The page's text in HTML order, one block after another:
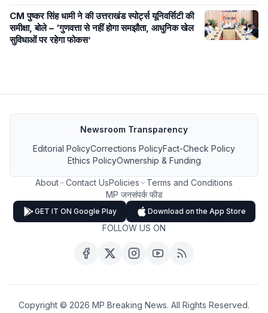
CM पुष्कर सिंह धामी ने की उत्तराखंड स्पोर्ट्स यूनिवर्सिटी की
समीक्षा, बोले – ‘गुणवत्ता से नहीं होगा समझौता, आधुनिक खेल
सुविधाओं पर रहेगा फोकस’
Newsroom Transparency
Editorial PolicyCorrections PolicyFact-Check Policy
Ethics PolicyOwnership & Funding
About Contact UsPolicies
Terms and Conditions
MP जनसंपर्क फीड
GET IT ON Google Play Download on the App Store
FOLLOW US ON
Copyright © 2026 MP Breaking News. All Rights Reserved.